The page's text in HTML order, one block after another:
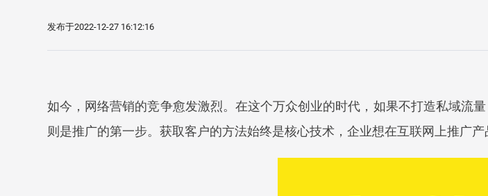
发布于2022-12-27 16:12:16
如今，网络营销的竞争愈发激烈。在这个万众创业的时代，如果不打造私域流
则是推广的第一步。获取客户的方法始终是核心技术，企业想在互联网上推广产